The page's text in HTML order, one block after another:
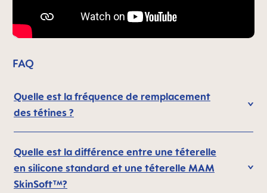
FAQ
Quelle est la fréquence de remplacement
des tétines ?
Quelle est la différence entre une téterelle
en silicone standard et une téterelle MAM
SkinSoft™?